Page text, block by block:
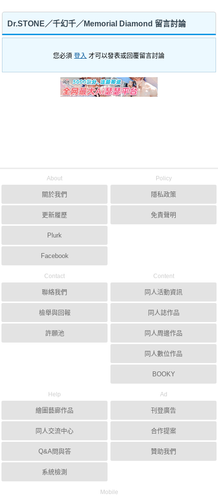
Dr.STONE／千幻千／Memorial Diamond 留言討論
您必須登入 才可以發表或回覆留言討論
About
關於我們
更新履歷
Plurk
Facebook
Policy
隱私政策
免責聲明
Contact
聯絡我們
檢舉與回報
許願池
Content
同人活動資訊
同人誌作品
同人周邊作品
同人數位作品
BOOKY
Help
繪圖藝廊作品
同人交流中心
Q&A問與答
系統檢測
Ad
刊登廣告
合作提案
贊助我們
Mobile